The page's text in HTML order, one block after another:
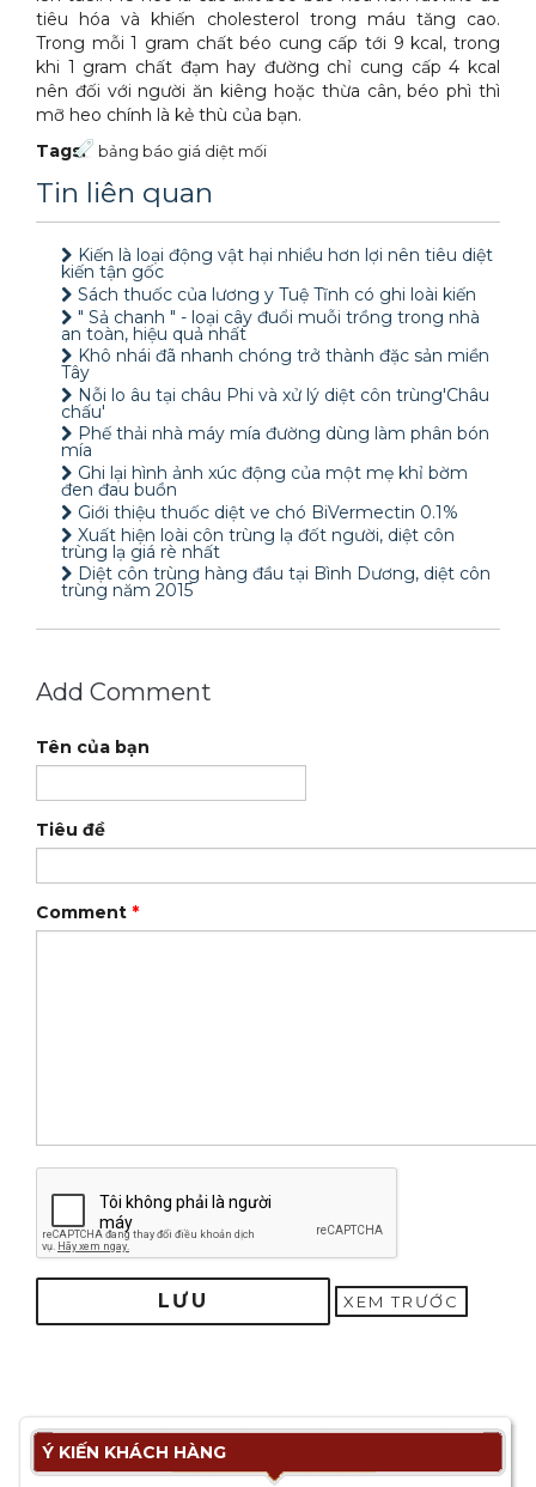
tiêu hóa và khiến cholesterol trong máu tăng cao.
Trong mỗi 1 gram chất béo cung cấp tới 9 kcal, trong
khi 1 gram chất đạm hay đường chỉ cung cấp 4 kcal
nên đối với người ăn kiêng hoặc thừa cân, béo phì thì
mỡ heo chính là kẻ thù của bạn.
Tags: bảng báo giá diệt mối
Tin liên quan
Kiến là loại động vật hại nhiều hơn lợi nên tiêu diệt
kiến tận gốc
Sách thuốc của lương y Tuệ Tĩnh có ghi loài kiến
" Sả chanh " - loại cây đuổi muỗi trồng trong nhà
an toàn, hiệu quả nhất
Khô nhái đã nhanh chóng trở thành đặc sản miền
Tây
Nỗi lo âu tại châu Phi và xử lý diệt côn trùng'Châu
chấu'
Phế thải nhà máy mía đường dùng làm phân bón
mía
Ghi lại hình ảnh xúc động của một mẹ khỉ bờm
đen đau buồn
Giới thiệu thuốc diệt ve chó BiVermectin 0.1%
Xuất hiện loài côn trùng lạ đốt người, diệt côn
trùng lạ giá rè nhất
Diệt côn trùng hàng đầu tại Bình Dương, diệt côn
trùng năm 2015
Add Comment
Tên của bạn
Tiêu đề
Comment *
LƯU XEM TRƯỚC
Ý KIẾN KHÁCH HÀNG